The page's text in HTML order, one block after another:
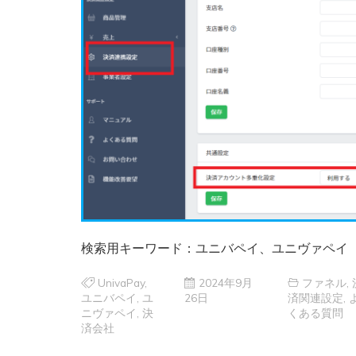
検索用キーワード：ユニバペイ、ユニヴァペイ
UnivaPay,
ユニバペイ
ユ
ニヴァペイ 決
済会社
2024年9月
26日
ファネル,
済関連設定
くある質問